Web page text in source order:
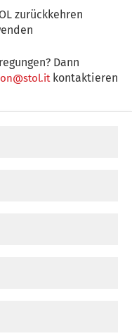
zurückkehren
Dann
kontaktieren